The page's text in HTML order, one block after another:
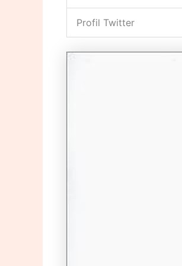
Profil Twitter